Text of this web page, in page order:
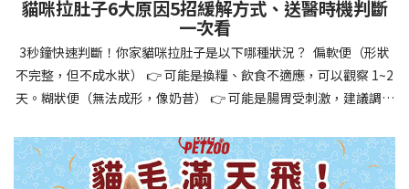
讓牠們學會如何與其他狗狗、動物和人類和平相處，減少恐懼或攻
擊行為。這種適應能力使幼犬未來能從容面對獸醫檢查、美容
salon、寄宿或旅行等各種情境，大大提升生活品質。 訓練幼犬不只
是教會指令，更是塑造性格和習慣的過程！ 透過耐心且一致的訓
練，你不僅能擁有一隻聽話的好狗狗，更能建立起相互尊重的終身
相處中獲得回報狗狗訓練指南，六步驟培養幼犬開始幼犬訓練時，
系統性的方法能帶來最佳效果。從信任建立到習慣養成，每個階段
貓咪拉肚子6大原因5招緩解方式、送醫時機判斷
一次看
3秒鐘快速判斷！你家貓咪拉肚子是以下哪種狀況？ 偏軟便（形狀
不完整，但不成水狀） 👉 可能是換糧、飲食不適應，可以觀察 1~2
天。糊狀便（無法成形，像奶昔） 👉 可能是腸胃受刺激，建議調整
若超過 24 小時沒改善，建議就醫。血便（帶血絲或黑色糞便） 👉
可能是嚴重腸胃問題，應立即帶去獸醫院！想知道貓咪拉肚子的真